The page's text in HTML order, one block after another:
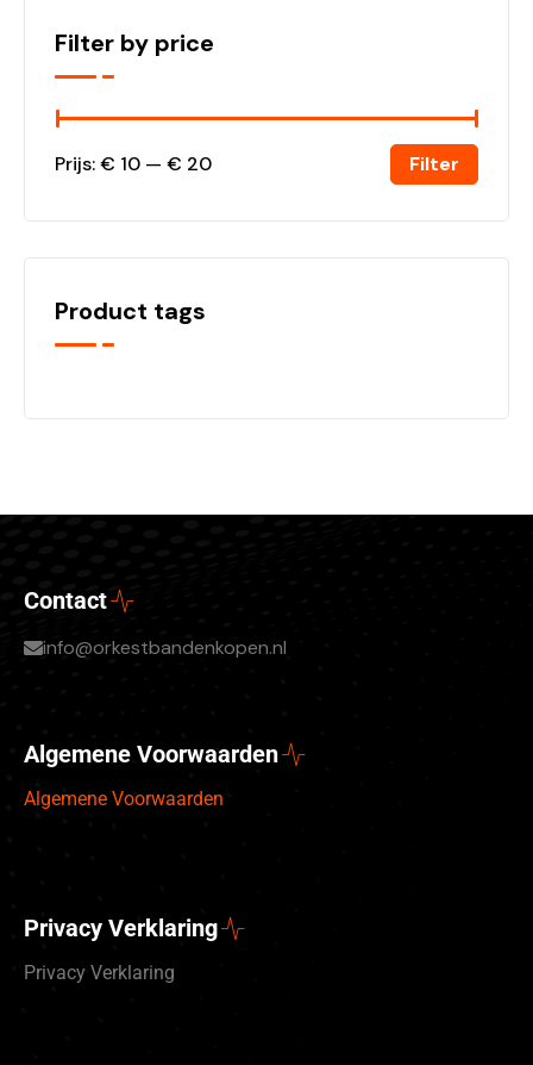
Filter by price
Filter
Prijs:€ 10 — € 20
Product tags
Contact
info@orkestbandenkopen.nl
Algemene Voorwaarden
Algemene Voorwaarden
Privacy Verklaring
Privacy Verklaring